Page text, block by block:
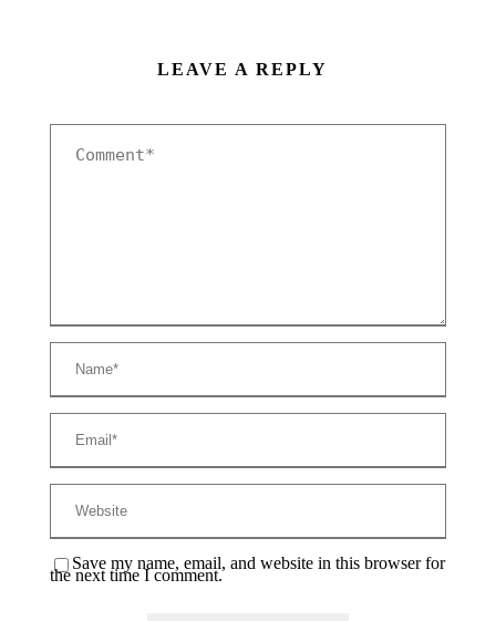
LEAVE A REPLY
Save my name, email, and website in this browser for
the next time I comment.